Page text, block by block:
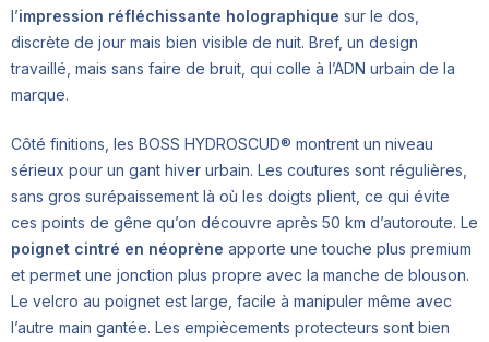
l’impression réfléchissante holographique sur le dos,
discrète de jour mais bien visible de nuit. Bref, un design
travaillé, mais sans faire de bruit, qui colle à l’ADN urbain de la
marque.
Côté finitions, les BOSS HYDROSCUD® montrent un niveau
sérieux pour un gant hiver urbain. Les coutures sont régulières,
sans gros surépaissement là où les doigts plient, ce qui évite
ces points de gêne qu’on découvre après 50 km d’autoroute. Le
poignet cintré en néoprène apporte une touche plus premium
et permet une jonction plus propre avec la manche de blouson.
Le velcro au poignet est large, facile à manipuler même avec
l’autre main gantée. Les empiècements protecteurs sont bien